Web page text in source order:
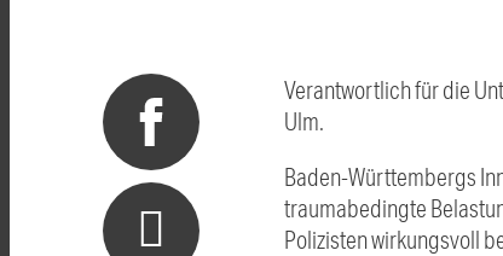
Verantwortlich für die
Ulm.
Baden-Württembergs
traumabedingte
Polizisten wirkungsvoll